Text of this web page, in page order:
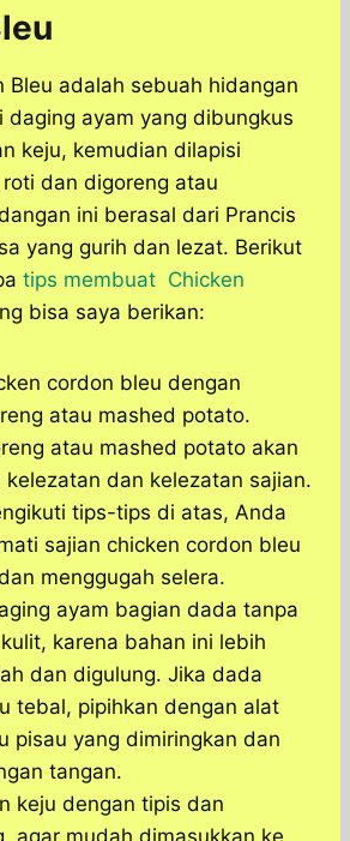
Bleu adalah sebuah hidangan
daging ayam yang dibungkus
keju, kemudian dilapisi
dan digoreng atau
ini berasal dari Prancis
yang gurih dan lezat. Berikut
tips membuat Chicken
bisa saya berikan:
cordon bleu dengan
atau mashed potato.
atau mashed potato akan
kelezatan dan kelezatan sajian.
tips-tips di atas, Anda
sajian chicken cordon bleu
menggugah selera.
ayam bagian dada tanpa
karena bahan ini lebih
dan digulung. Jika dada
tebal, pipihkan dengan alat
pisau yang dimiringkan dan
tangan.
keju dengan tipis dan